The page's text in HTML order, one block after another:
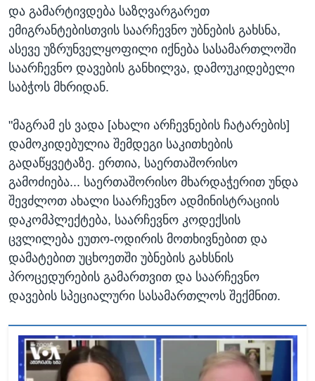
და გამარტივდება საზღვარგარეთ
ემიგრანტებისთვის საარჩევნო უბნების გახსნა,
ასევე უზრუნველყოფილი იქნება სასამართლოში
საარჩევნო დავების განხილვა, დამოუკიდებელი
საბჭოს მხრიდან.
"მაგრამ ეს ვადა [ახალი არჩევნების ჩატარების]
დამოკიდებულია შემდეგი საკითხების
გადაწყვეტაზე. ერთია, საერთაშორისო
გამოძიება... საერთაშორისო მხარდაჭერით უნდა
შევძლოთ ახალი საარჩევნო ადმინისტრაციის
დაკომპლექტება, საარჩევნო კოდექსის
ცვლილება ეუთო-ოდირის მოთხივნებით და
დამატებით უცხოეთში უბნების გახსნის
პროცედურების გამართვით და საარჩევნო
დავების სპეციალური სასამართლოს შექმნით.